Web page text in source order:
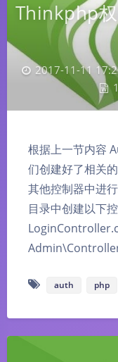
Thinkphp
2017-11-11
根据上一节内容
们创建好了相关
其他控制器中进
目录中创建以下
auth php